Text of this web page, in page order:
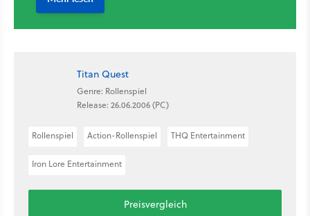
Titan Quest
Genre: Rollenspiel
Release: 26.06.2006 (PC)
Rollenspiel Action-Rollenspiel THQ Entertainment
Iron Lore Entertainment
Preisvergleich